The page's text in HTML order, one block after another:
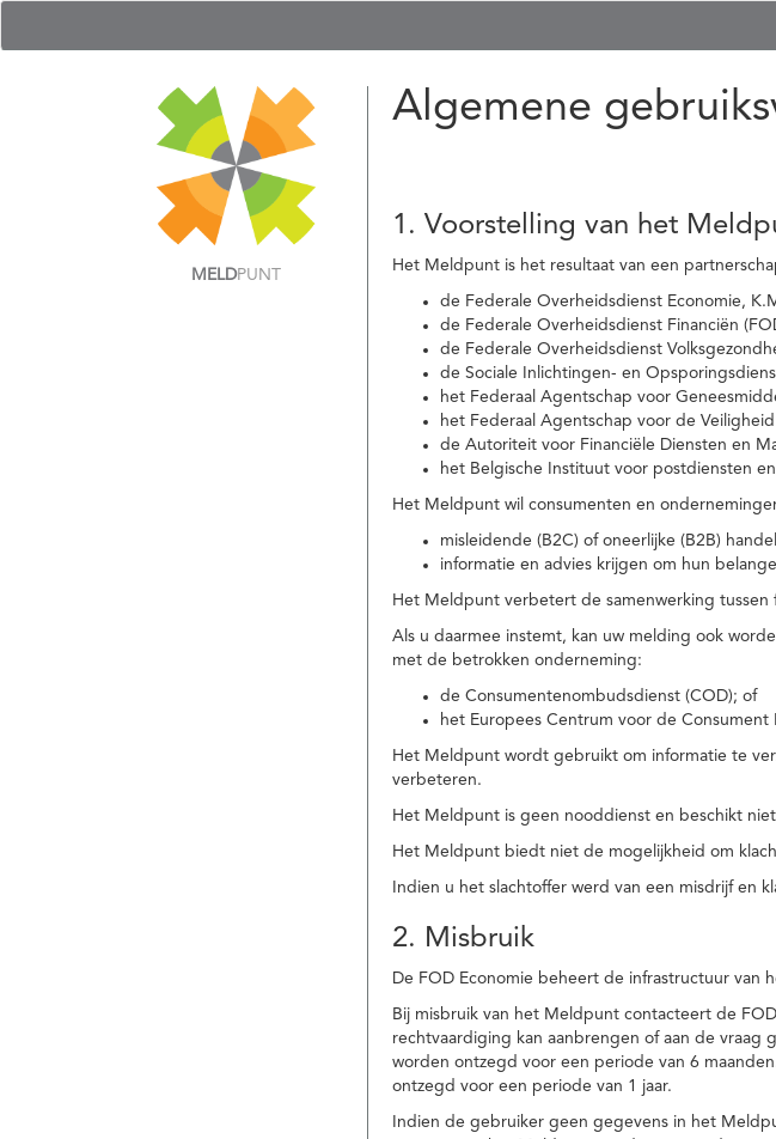
MELDPUNT
Algemene
1. Voorstelling van het
Het Meldpunt is het resultaat van een
de Federale Overheidsdienst Economie,
de Federale Overheidsdienst Financiën
de Federale Overheidsdienst
de Sociale Inlichtingen- en
het Federaal Agentschap voor
het Federaal Agentschap voor de
de Autoriteit voor Financiële Diensten en
het Belgische Instituut voor postdiensten
Het Meldpunt wil consumenten en
misleidende (B2C) of oneerlijke (B2B)
informatie en advies krijgen om hun
Het Meldpunt verbetert de samenwerking tussen
Als u daarmee instemt, kan uw melding ook
met de betrokken onderneming:
de Consumentenombudsdienst (COD); of
het Europees Centrum voor de Consument
Het Meldpunt wordt gebruikt om informatie te
verbeteren.
Het Meldpunt is geen nooddienst en beschikt
Het Meldpunt biedt niet de mogelijkheid om
Indien u het slachtoffer werd van een misdrijf en
2. Misbruik
De FOD Economie beheert de infrastructuur van
Bij misbruik van het Meldpunt contacteert de
rechtvaardiging kan aanbrengen of aan de
worden ontzegd voor een periode van 6
ontzegd voor een periode van 1 jaar.
Indien de gebruiker geen gegevens in het